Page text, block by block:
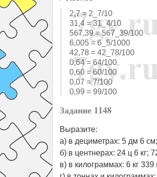
2,7 = 2_7/10
31,4 = 31_4/10
567,39 = 567_39/100
6,005 = 6_5/1000
42,78 = 42_78/100
0,64 = 64/100
0,60 = 60/100
0,07 = 7/100
0,99 = 99/100
Задание 1148
Выразите:
а) в дециметрах: 5 дм 6
б) в центнерах: 24 ц 6 кг;
в) в килограммах: 6 кг 339